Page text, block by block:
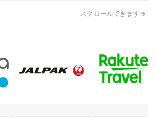
スクロールできます